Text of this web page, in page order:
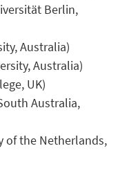
Berlin,
Australia)
Australia)
UK)
Australia,
of the Netherlands,